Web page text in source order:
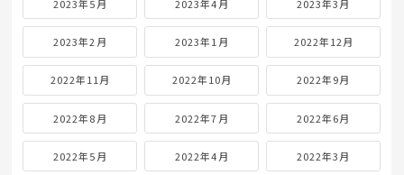
2023年5月 2023年4月 2023年3月
2023年2月 2023年1月 2022年12月
2022年11月 2022年10月 2022年9月
2022年8月 2022年7月 2022年6月
2022年5月 2022年4月 2022年3月